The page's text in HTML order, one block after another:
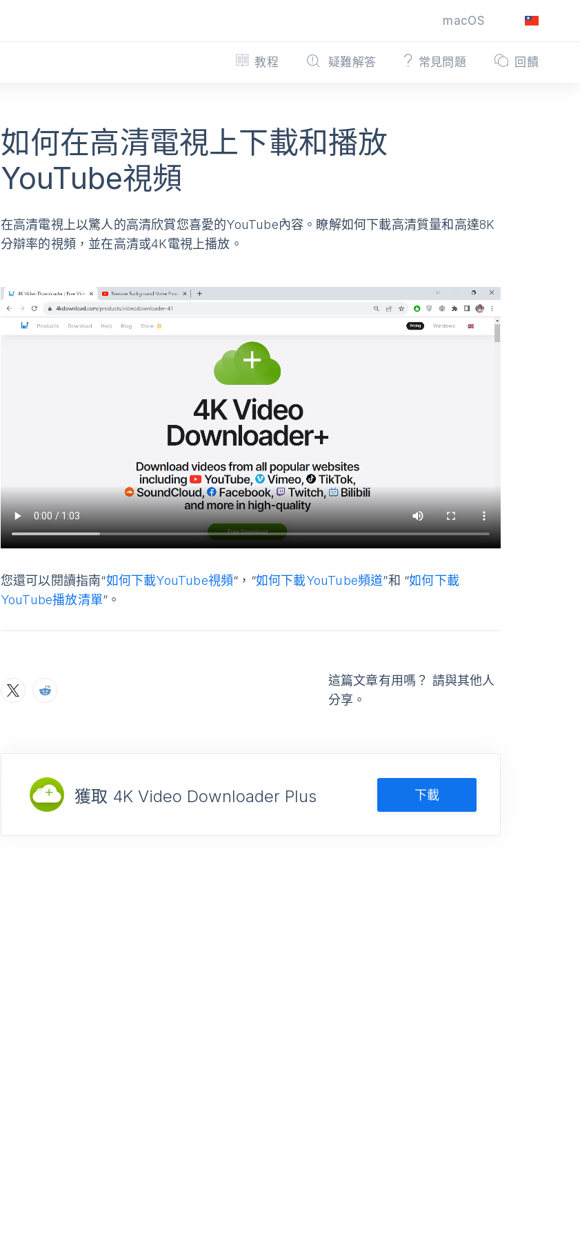
macOS
教程 疑難解答 常見問題 回饋
如何在高清電視上下載和播放
YouTube視頻
在高清電視上以驚人的高清欣賞您喜愛的YouTube內容。瞭解如何下載高清質量和高達8K
分辯率的視頻，並在高清或4K電視上播放。
您還可以閱讀指南“如何下載YouTube視頻“，“如何下載YouTube頻道”和 “如何下載
YouTube播放清單”。
這篇文章有用嗎？ 請與其他人
分享。
獲取 4K Video Downloader Plus 下載